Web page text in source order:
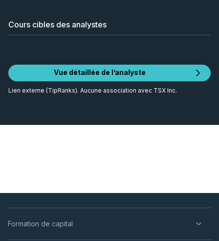
Cours cibles des analystes
Vue détaillée de l’analyste
Lien externe (TipRanks). Aucune association avec TSX Inc.
Formation de capital